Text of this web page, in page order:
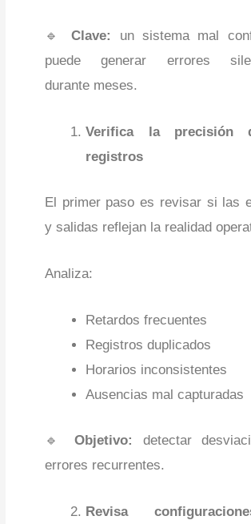
🔹Clave:
un sistema mal
puede generar errores
durante meses.
Verifica la precisión
registros
El primer paso es revisar si las
y salidas reflejan la realidad
Analiza:
Retardos frecuentes
Registros duplicados
Horarios inconsistentes
Ausencias mal capturadas
🔹Objetivo:
detectar
errores recurrentes.
Revisa